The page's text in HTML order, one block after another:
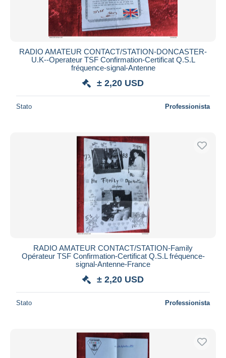
RADIO AMATEUR CONTACT/STATION-DONCASTER-
U.K--Operateur TSF Confirmation-Certificat Q.S.L
fréquence-signal-Antenne
± 2,20 USD
Stato Professionista
RADIO AMATEUR CONTACT/STATION-Family
Opérateur TSF Confirmation-Certificat Q.S.L fréquence-
signal-Antenne-France
± 2,20 USD
Stato Professionista